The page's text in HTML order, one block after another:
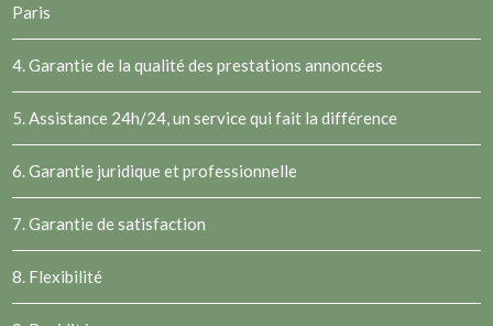
Paris
4. Garantie de la qualité des prestations annoncées
5. Assistance 24h/24, un service qui fait la différence
6. Garantie juridique et professionnelle
7. Garantie de satisfaction
8. Flexibilité